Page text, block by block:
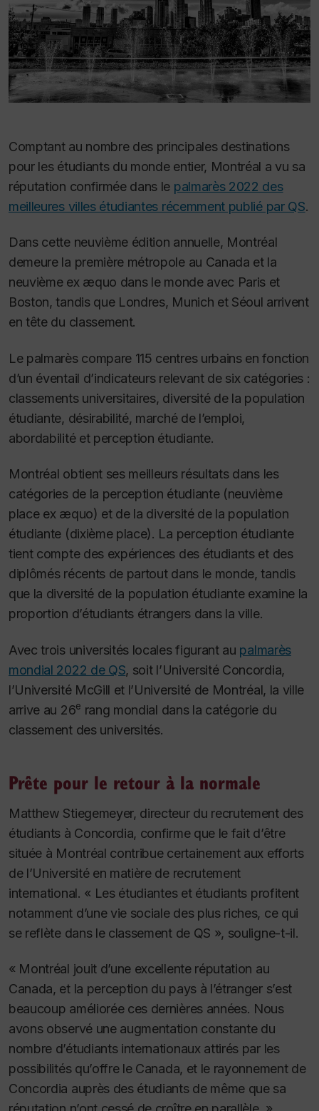
Comptant au nombre des principales destinations
pour les étudiants du monde entier, Montréal a vu sa
réputation confirmée dans le palmarès 2022 des
meilleures villes étudiantes récemment publié par QS.
Dans cette neuvième édition annuelle, Montréal
demeure la première métropole au Canada et la
neuvième ex æquo dans le monde avec Paris et
Boston, tandis que Londres, Munich et Séoul arrivent
en tête du classement.
Le palmarès compare 115 centres urbains en fonction
d’un éventail d’indicateurs relevant de six catégories :
classements universitaires, diversité de la population
étudiante, désirabilité, marché de l’emploi,
abordabilité et perception étudiante.
Montréal obtient ses meilleurs résultats dans les
catégories de la perception étudiante (neuvième
place ex æquo) et de la diversité de la population
étudiante (dixième place). La perception étudiante
tient compte des expériences des étudiants et des
diplômés récents de partout dans le monde, tandis
que la diversité de la population étudiante examine la
proportion d’étudiants étrangers dans la ville.
Avec trois universités locales figurant au palmarès
mondial 2022 de QS, soit l’Université Concordia,
l’Université McGill et l’Université de Montréal, la ville
arrive au 26e rang mondial dans la catégorie du
classement des universités.
Prête pour le retour à la normale
Matthew Stiegemeyer, directeur du recrutement des
étudiants à Concordia, confirme que le fait d’être
située à Montréal contribue certainement aux efforts
de l’Université en matière de recrutement
international. « Les étudiantes et étudiants profitent
notamment d’une vie sociale des plus riches, ce qui
se reflète dans le classement de QS », souligne-t-il.
« Montréal jouit d’une excellente réputation au
Canada, et la perception du pays à l’étranger s’est
beaucoup améliorée ces dernières années. Nous
avons observé une augmentation constante du
nombre d’étudiants internationaux attirés par les
possibilités qu’offre le Canada, et le rayonnement de
Concordia auprès des étudiants de même que sa